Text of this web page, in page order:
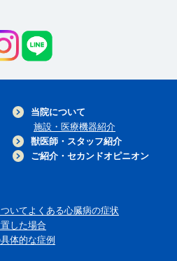
当院について
施設・医療機器紹介
獣医師・スタッフ紹介
ご紹介・セカンドオピニオン
いて よくある心臓病の症状
した場合
体的な症例